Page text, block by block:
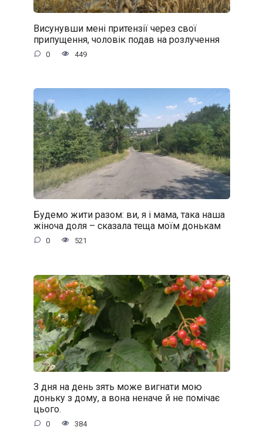
Висунувши мені притензії через свої
припущення, чоловік подав на розлучення
0 449
Будемо жити разом: ви, я і мама, така наша
жіноча доля – сказала теща моїм донькам
0 521
З дня на день зять може вигнати мою
доньку з дому, а вона неначе й не помічає
цього.
0 384